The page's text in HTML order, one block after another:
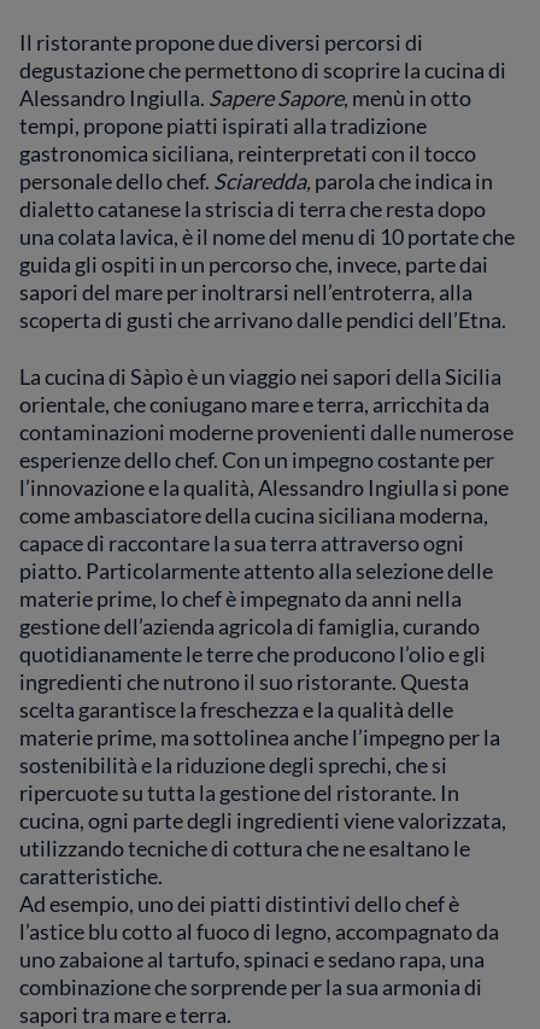
Il ristorante propone due diversi percorsi di
degustazione che permettono di scoprire la cucina di
Alessandro Ingiulla. Sapere Sapore, menù in otto
tempi, propone piatti ispirati alla tradizione
gastronomica siciliana, reinterpretati con il tocco
personale dello chef. Sciaredda,parola che indica in
dialetto catanese la striscia di terra che resta dopo
una colata lavica, è il nome del menu di 10 portate che
guida gli ospiti in un percorso che, invece, parte dai
sapori del mare per inoltrarsi nell’entroterra, alla
scoperta di gusti che arrivano dalle pendici dell’Etna.
La cucina di Sàpìo è un viaggio nei sapori della Sicilia
orientale, che coniugano mare e terra, arricchita da
contaminazioni moderne provenienti dalle numerose
esperienze dello chef. Con un impegno costante per
l’innovazione e la qualità, Alessandro Ingiulla si pone
come ambasciatore della cucina siciliana moderna,
capace di raccontare la sua terra attraverso ogni
piatto. Particolarmente attento alla selezione delle
materie prime, lo chef è impegnato da anni nella
gestione dell’azienda agricola di famiglia, curando
quotidianamente le terre che producono l’olio e gli
ingredienti che nutrono il suo ristorante. Questa
scelta garantisce la freschezza e la qualità delle
materie prime, ma sottolinea anche l’impegno per la
sostenibilità e la riduzione degli sprechi, che si
ripercuote su tutta la gestione del ristorante. In
cucina, ogni parte degli ingredienti viene valorizzata,
utilizzando tecniche di cottura che ne esaltano le
caratteristiche.
Ad esempio, uno dei piatti distintivi dello chef è
l’astice blu cotto al fuoco di legno, accompagnato da
uno zabaione al tartufo, spinaci e sedano rapa, una
combinazione che sorprende per la sua armonia di
sapori tra mare e terra.